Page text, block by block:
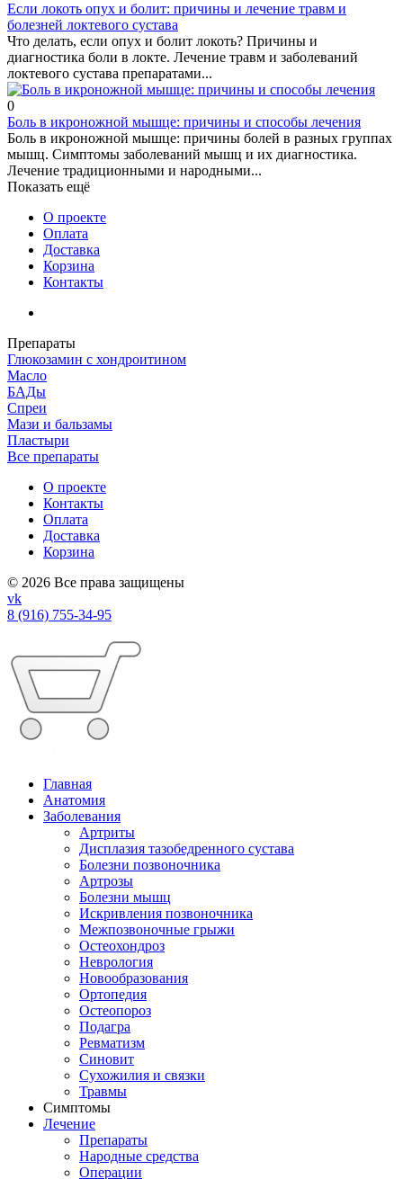
Если локоть опух и болит: причины и лечение травм и
болезней локтевого сустава
Что делать, если опух и болит локоть? Причины и
диагностика боли в локте. Лечение травм и заболеваний
локтевого сустава препаратами...
0
Боль в икроножной мышце: причины и способы лечения
Боль в икроножной мышце: причины болей в разных группах
мышц. Симптомы заболеваний мышц и их диагностика.
Лечение традиционными и народными...
Показать ещё
О проекте
Оплата
Доставка
Корзина
Контакты
Препараты
Глюкозамин с хондроитином
Масло
БАДы
Спреи
Мази и бальзамы
Пластыри
Все препараты
О проекте
Контакты
Оплата
Доставка
Корзина
© 2026 Все права защищены
vk
8 (916) 755-34-95
Главная
Анатомия
Заболевания
Артриты
Дисплазия тазобедренного сустава
Болезни позвоночника
Артрозы
Болезни мышц
Искривления позвоночника
Межпозвоночные грыжи
Остеохондроз
Неврология
Новообразования
Ортопедия
Остеопороз
Подагра
Ревматизм
Синовит
Сухожилия и связки
Травмы
Симптомы
Лечение
Препараты
Народные средства
Операции